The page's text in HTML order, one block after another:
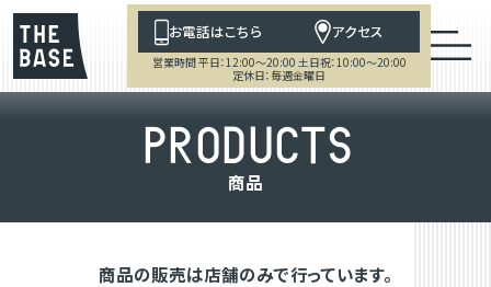
お電話はこちら アクセス
営業時間 平日：12:00～20:00 土日祝：10:00～20:00
定休日：毎週金曜日
PRODUCTS
商品
商品の販売は店舗のみで行っています。